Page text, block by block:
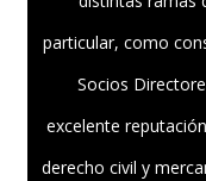
particular, como
Socios
excelente
derecho civil y